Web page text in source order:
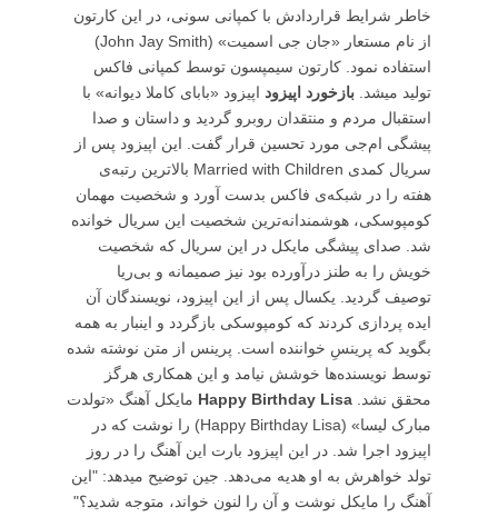
خاطر شرایط قراردادش با کمپانی سونی، در این کارتون
از نام مستعار «جان جی اسمیت» (John Jay Smith)
استفاده نمود. کارتون سیمپسون توسط کمپانی فاکس
تولید میشد. بازخورد اپیزوداپیزود «بابای کاملا دیوانه» با
استقبال مردم و منتقدان روبرو گردید و داستان و صدا
پیشگی ام‌جی مورد تحسین قرار گفت. این اپیزود پس از
سریال کمدی Married with Children بالاترین رتبه‌ی
هفته را در شبکه‌ی فاکس بدست آورد و شخصیت مهمان
کومپوسکی، هوشمندانه‌ترین شخصیت این سریال خوانده
شد. صدای پیشگی مایکل در این سریال که شخصیت
خویش را به طنز درآورده بود نیز صمیمانه و بی‌ریا
توصیف گردید. یکسال پس از این اپیزود، نویسندگان آن
ایده پردازی کردند که کومپوسکی بازگردد و اینبار به همه
بگوید که پرینسِ خواننده است. پرینس از متن نوشته شده
توسط نویسنده‌ها خوشش نیامد و این همکاری هرگز
محقق نشد. Happy Birthday Lisa مایکل آهنگ «تولدت
مبارک لیسا» (Happy Birthday Lisa) را نوشت که در
اپیزود اجرا شد. در این اپیزود بارت این آهنگ را در روز
تولد خواهرش به او هدیه می‌دهد. جین توضیح میدهد: "این
آهنگ را مایکل نوشت و آن را لنون خواند، متوجه شدید؟"